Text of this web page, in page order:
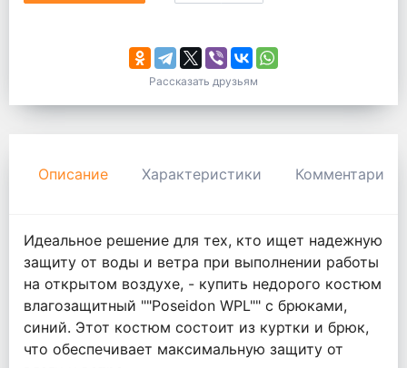
Рассказать друзьям
Описание Характеристики Комментарии
Идеальное решение для тех, кто ищет надежную
защиту от воды и ветра при выполнении работы
на открытом воздухе, - купить недорого костюм
влагозащитный ""Poseidon WPL"" с брюками,
синий. Этот костюм состоит из куртки и брюк,
что обеспечивает максимальную защиту от